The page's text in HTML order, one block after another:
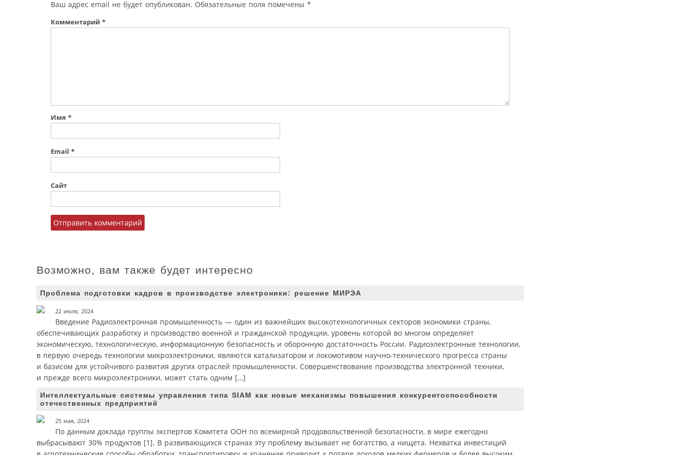
Ваш адрес email не будет опубликован. Обязательные поля помечены *
Комментарий *
Имя *
Email *
Сайт
Возможно, вам также будет интересно
Проблема подготовки кадров в производстве электроники: решение МИРЭА
22 июля, 2024
Введение Радиоэлектронная промышленность — один из важнейших высокотехнологичных секторов экономики страны,
обеспечивающих разработку и производство военной и гражданской продукции, уровень которой во многом определяет
экономическую, технологическую, информационную безопасность и оборонную достаточность России. Радиоэлектронные технологии,
в первую очередь технологии микроэлектроники, являются катализатором и локомотивом научно-технического прогресса страны
и базисом для устойчивого развития других отраслей промышленности. Совершенствование производства электронной техники,
и прежде всего микроэлектроники, может стать одним […]
Интеллектуальные системы управления типа SIAM как новые механизмы повышения конкурентоспособности
отечественных предприятий
25 мая, 2024
По данным доклада группы экспертов Комитета ООН по всемирной продовольственной безопасности, в мире ежегодно
выбрасывают 30% продуктов [1]. В развивающихся странах эту проблему вызывает не богатство, а нищета. Нехватка инвестиций